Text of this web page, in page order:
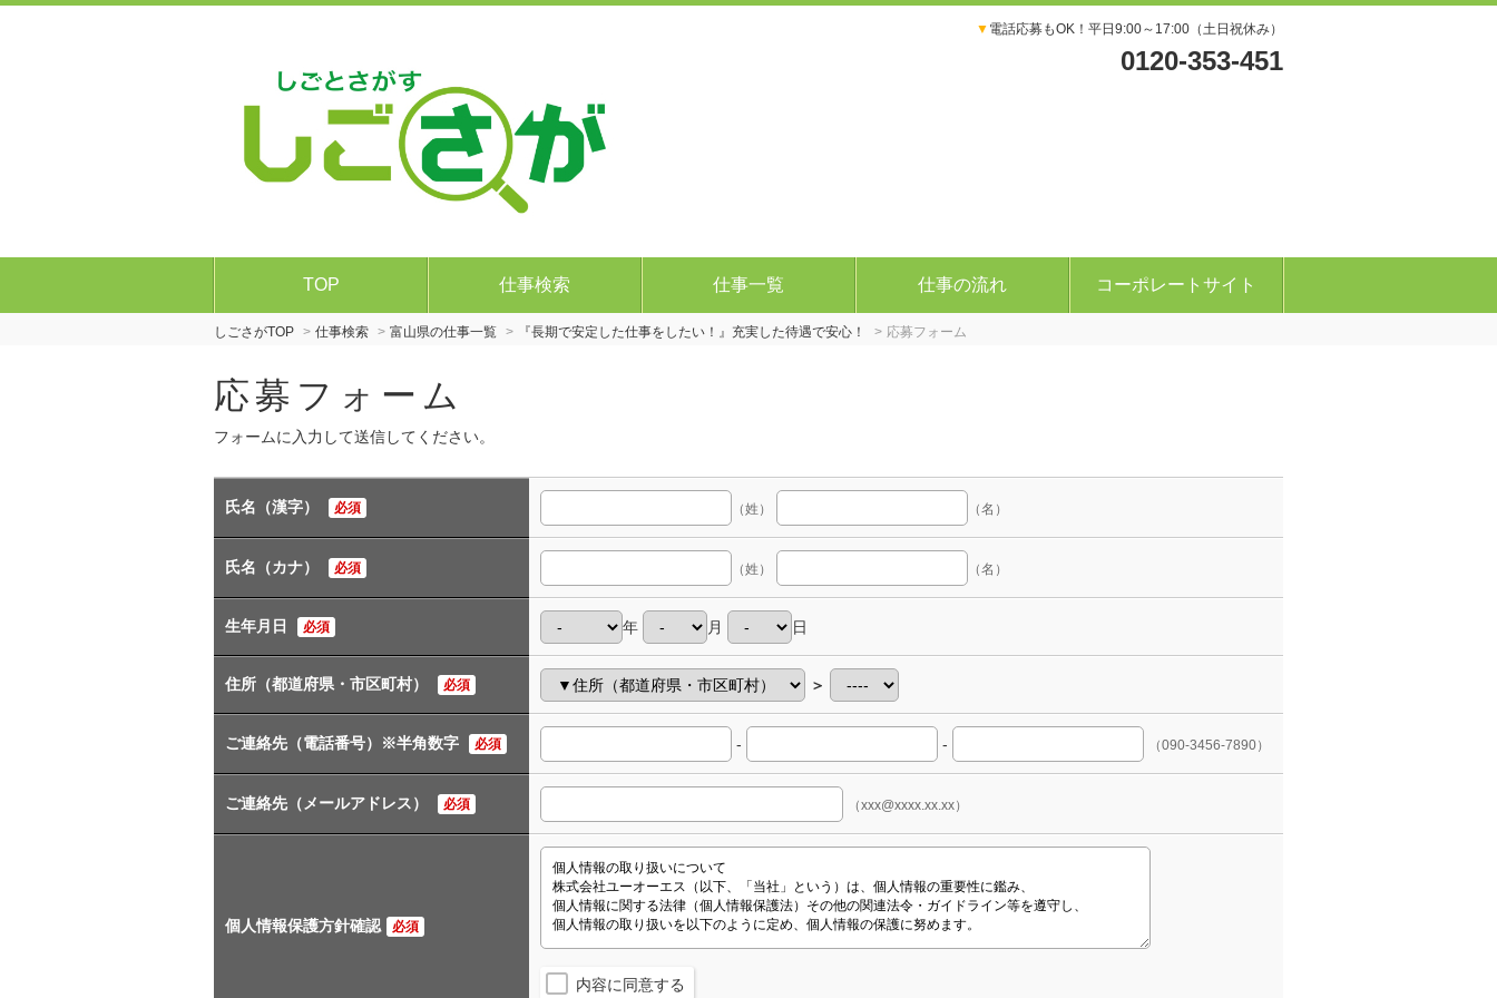
▼ 電話応募もOK！平日9:00～17:00（土日祝休み）
0120-353-451
TOP 仕事検索 仕事一覧 仕事の流れ コーポレートサイト
しごさがTOP 仕事検索 富山県の仕事一覧 『長期で安定した仕事をしたい！』充実した待遇で安心！ 応募フォーム
応募フォーム
フォームに入力して送信してください。
氏名（漢字） 必須 （姓） （名）
氏名（カナ） 必須 （姓） （名）
生年月日 必須 年 月 日
住所（都道府県・市区町村） 必須 ＞
ご連絡先（電話番号）※半角数字 必須 - - （090-3456-7890）
ご連絡先（メールアドレス） 必須 （xxx@xxxx.xx.xx）
個人情報保護方針確認 必須
内容に同意する